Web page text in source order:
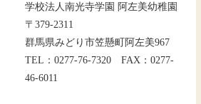
学校法人南光寺学園 阿左美幼稚園
〒379-2311
群馬県みどり市笠懸町阿左美967
TEL：0277-76-7320 FAX：0277-
46-6011